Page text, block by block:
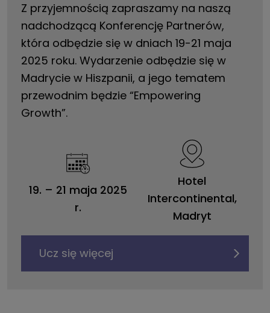
Z przyjemnością zapraszamy na naszą
nadchodzącą Konferencję Partnerów,
która odbędzie się w dniach 19-21 maja
2025 roku. Wydarzenie odbędzie się w
Madrycie w Hiszpanii, a jego tematem
przewodnim będzie “Empowering
Growth”.
19. – 21 maja 2025
r.
Hotel
Intercontinental,
Madryt
Ucz się więcej